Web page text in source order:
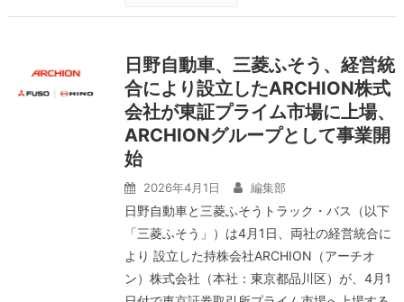
日野自動車、三菱ふそう、経営統
合により設立したARCHION株式
会社が東証プライム市場に上場、
ARCHIONグループとして事業開
始
2026年4月1日 編集部
日野自動車と三菱ふそうトラック・バス（以下
「三菱ふそう」）は4月1日、両社の経営統合に
より 設立した持株会社ARCHION（アーチオ
ン）株式会社（本社：東京都品川区）が、4月1